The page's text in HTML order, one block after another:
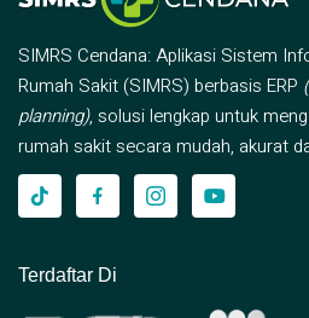
SIMRS Cendana: Aplikasi Sistem
Rumah Sakit (SIMRS) berbasis ERP
planning), solusi lengkap untuk
rumah sakit secara mudah, akurat
Terdaftar Di